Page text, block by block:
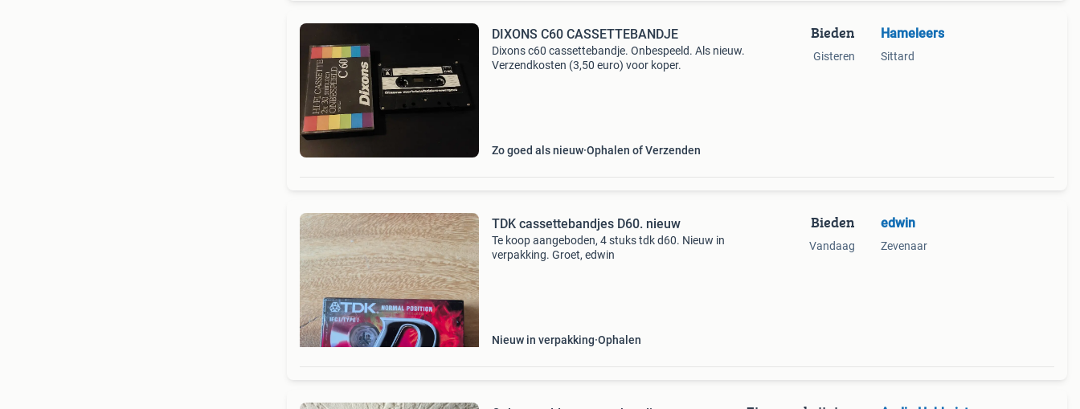
DIXONS C60 CASSETTEBANDJE
Dixons c60 cassettebandje. Onbespeeld. Als nieuw.
Verzendkosten (3,50 euro) voor koper.
Zo goed als nieuw Ophalen of Verzenden
Bieden
Gisteren
Hameleers
Sittard
TDK cassettebandjes D60. nieuw
Te koop aangeboden, 4 stuks tdk d60. Nieuw in
verpakking. Groet, edwin
Nieuw in verpakking Ophalen
Bieden
Vandaag
edwin
Zevenaar